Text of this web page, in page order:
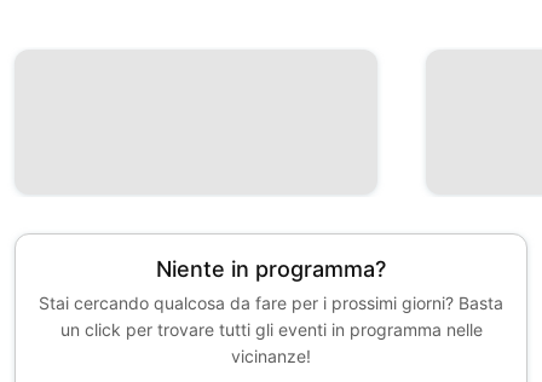
Niente in programma?
Stai cercando qualcosa da fare per i prossimi giorni? Basta
un click per trovare tutti gli eventi in programma nelle
vicinanze!